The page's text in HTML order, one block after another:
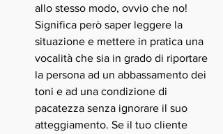
allo stesso modo, ovvio che no!
Significa però saper leggere la
situazione e mettere in pratica una
vocalità che sia in grado di riportare
la persona ad un abbassamento dei
toni e ad una condizione di
pacatezza senza ignorare il suo
atteggiamento. Se il tuo cliente